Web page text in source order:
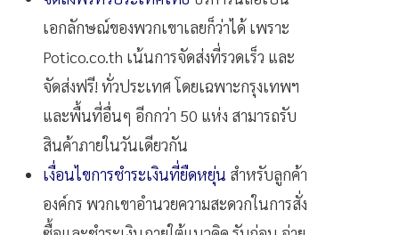
เอกลักษณ์ของพวกเขาเลยก็ว่าได้ เพราะ
Potico.co.th เน้นการจัดส่งที่รวดเร็ว และ
จัดส่งฟรี! ทั่วประเทศ โดยเฉพาะกรุงเทพฯ
และพื้นที่อื่นๆ อีกกว่า 50 แห่ง สามารถรับ
สินค้าภายในวันเดียวกัน
เงื่อนไขการชำระเงินที่ยืดหยุ่น สำหรับลูกค้า
องค์กร พวกเขาอำนวยความสะดวกในการสั่ง